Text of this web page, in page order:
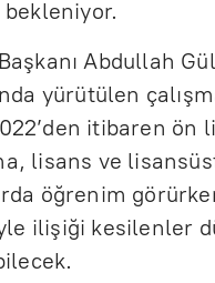
bekleniyor.
Abdullah
yürütülen
itibaren ön
lisans ve
öğrenim
ilişiği kesilenler